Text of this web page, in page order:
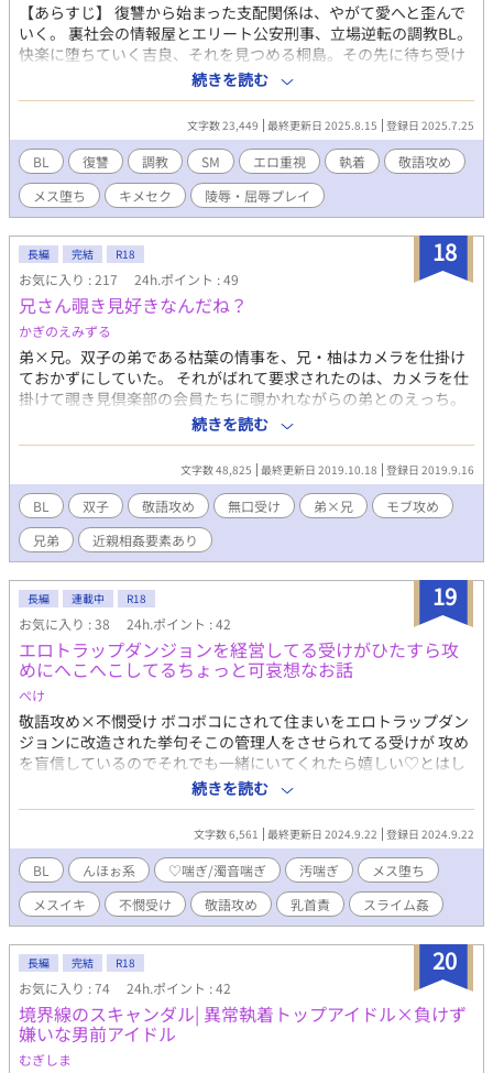
【あらすじ】 復讐から始まった支配関係は、やがて愛へと歪んで
いく。 裏社会の情報屋とエリート公安刑事、立場逆転の調教BL。
快楽に堕ちていく吉良、それを見つめる桐島。その先に待ち受け
るものは何か。 全6話を詰め込んだ濃密なシリーズ総集編。 【含
まれる要素】 レイ◎プ・軽度の暴力・拘束・キ◎セク・媚薬・調
教・羞恥・下剋上(リバなし)・玩具・いちゃらぶetc
──────────────── プライドの高いエリート刑事
が、捨て駒扱いしていたインキャ情報屋に復讐レイ◎プされ、調
教されて、快楽堕ちしていく話です。 でも最終的にハピエンにな
ります！ ──────────────── 15Pの描き下ろし漫
画がついた同人誌は、Xfolioで通販中です。安心の匿名発送。 500
円/A6段組なし/154p
https://xfolio.jp/portfolio/minami08052/shop/47934 700円/A5
二段組/98p
https://xfolio.jp/portfolio/minami08052/shop/46604
続きを読む
文字数 23,449 最終更新日 2025.8.15 登録日 2025.7.25
BL 復讐 調教 SM エロ重視 執着
敬語攻め
メス堕ち
キメセク 陵辱・屈辱プレイ
18
長編 完結 R18
お気に入り : 217 24h.ポイント : 49
兄さん覗き見好きなんだね？
かぎのえみずる
弟×兄。双子の弟である枯葉の情事を、兄・柚はカメラを仕掛け
ておかずにしていた。 それがばれて要求されたのは、カメラを仕
掛けて覗き見倶楽部の会員たちに覗かれながらの弟とのえっち。
更には覗き見倶楽部のオーナーからも狙われてしまい、オーナー
にも抱かれる羽目に。 パフォーマンスから始まるえっちが、本物
の恋になるまでの物語。 ※R-18作品です。基本は兄弟の溺愛です
が、モブ攻め/複数姦/3Pなど突発にでてくるのでご注意くださ
い。
続きを読む
文字数 48,825 最終更新日 2019.10.18 登録日 2019.9.16
BL 双子 敬語攻め 無口受け 弟×兄
モブ攻め
兄弟
近親相姦要素あり
19
長編 連載中 R18
お気に入り : 38 24h.ポイント : 42
エロトラップダンジョンを経営してる受けがひたすら攻
めにへこへこしてるちょっと可哀想なお話
ぺけ
敬語攻め×不憫受け ボコボコにされて住まいをエロトラップダン
ジョンに改造された挙句そこの管理人をさせられてる受けが 攻め
を盲信しているのでそれでも一緒にいてくれたら嬉しい♡とはし
ゃいでいる、 攻めからの愛はまったくない系不憫な受けを曇らせ
る話です 今の所続きはないのですが 好みの設定なのでそのうち続
き書けたら、と思い連載という事で……
続きを読む
文字数 6,561 最終更新日 2024.9.22 登録日 2024.9.22
BL んほぉ系 ♡喘ぎ/濁音喘ぎ 汚喘ぎ
メス堕ち
メスイキ
不憫受け 敬語攻め 乳首責 スライム姦
20
長編 完結 R18
お気に入り : 74 24h.ポイント : 42
境界線のスキャンダル| 異常執着トップアイドル×負けず
嫌いな男前アイドル
むぎしま